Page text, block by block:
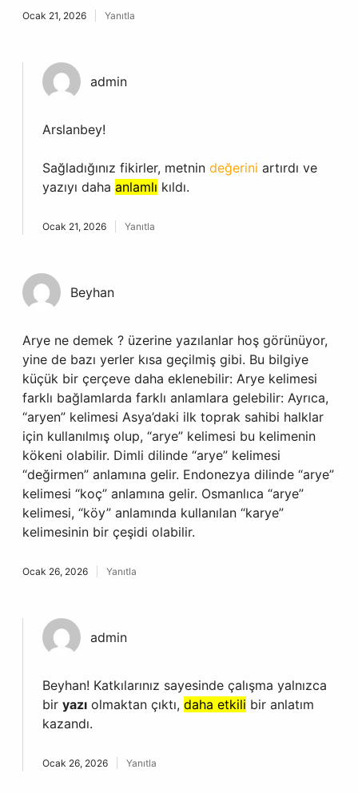
Ocak 21, 2026 Yanıtla
admin
Arslanbey!
Sağladığınız fikirler, metnin değerini artırdı ve
yazıyı daha anlamlı kıldı.
Ocak 21, 2026 Yanıtla
Beyhan
Arye ne demek ? üzerine yazılanlar hoş görünüyor,
yine de bazı yerler kısa geçilmiş gibi. Bu bilgiye
küçük bir çerçeve daha eklenebilir: Arye kelimesi
farklı bağlamlarda farklı anlamlara gelebilir: Ayrıca,
“aryen” kelimesi Asya’daki ilk toprak sahibi halklar
için kullanılmış olup, “arye” kelimesi bu kelimenin
kökeni olabilir. Dimli dilinde “arye” kelimesi
“değirmen” anlamına gelir. Endonezya dilinde “arye”
kelimesi “koç” anlamına gelir. Osmanlıca “arye”
kelimesi, “köy” anlamında kullanılan “karye”
kelimesinin bir çeşidi olabilir.
Ocak 26, 2026 Yanıtla
admin
Beyhan! Katkılarınız sayesinde çalışma yalnızca
bir yazı olmaktan çıktı, daha etkili bir anlatım
kazandı.
Ocak 26, 2026 Yanıtla